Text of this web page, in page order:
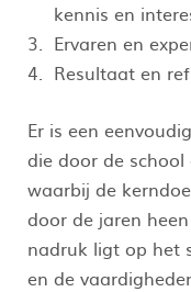
kennis en
Ervaren en
Resultaat en
Er is een
die door de
waarbij de
door de jaren
nadruk ligt op het
en de